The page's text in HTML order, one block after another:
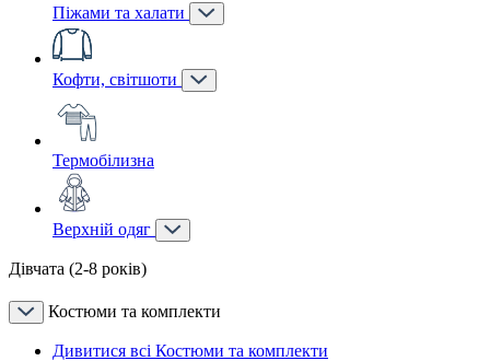
Піжами та халати
Кофти, світшоти
Термобілизна
Верхній одяг
Дівчата (2-8 років)
Костюми та комплекти
Дивитися всі Костюми та комплекти